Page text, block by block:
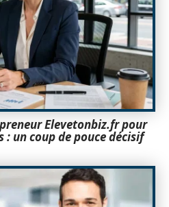
Elevetonbiz.fr pour
un coup de pouce décisif